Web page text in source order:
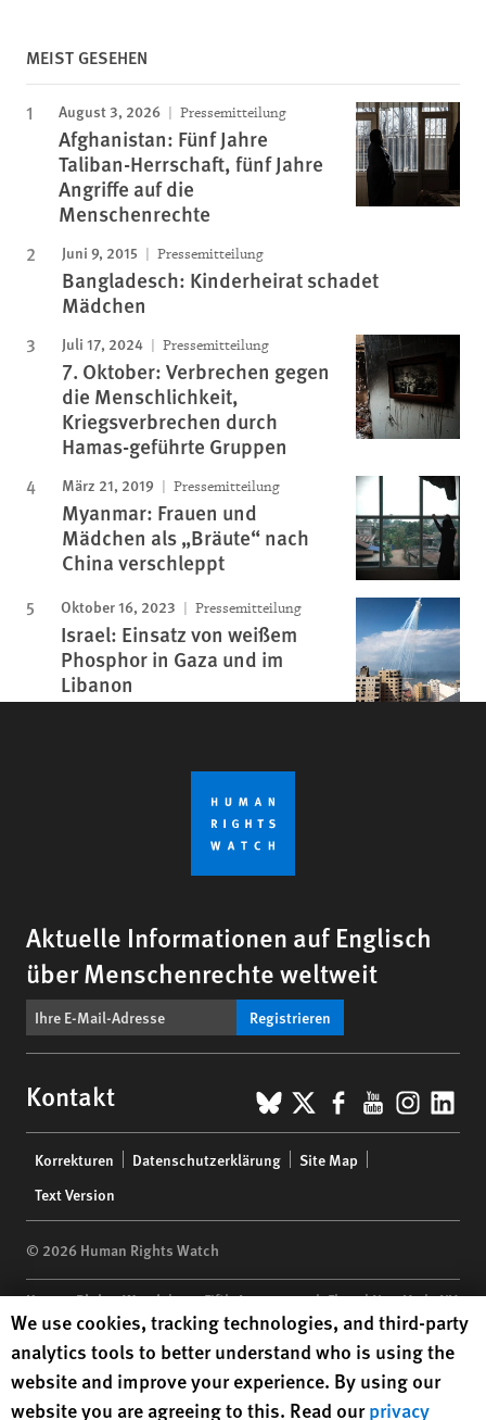
MEIST GESEHEN
August 3, 2026 Pressemitteilung
Afghanistan: Fünf Jahre
Taliban-Herrschaft, fünf Jahre
Angriffe auf die
Menschenrechte
Juni 9, 2015 Pressemitteilung
Bangladesch: Kinderheirat schadet
Mädchen
Juli 17, 2024 Pressemitteilung
7. Oktober: Verbrechen gegen
die Menschlichkeit,
Kriegsverbrechen durch
Hamas-geführte Gruppen
März 21, 2019 Pressemitteilung
Myanmar: Frauen und
Mädchen als „Bräute“ nach
China verschleppt
Oktober 16, 2023 Pressemitteilung
Israel: Einsatz von weißem
Phosphor in Gaza und im
Libanon
Aktuelle Informationen auf Englisch
über Menschenrechte weltweit
Registrieren
Kontakt BlueSky
X Facebook
YouTube
menu
Korrekturen Datenschutzerklärung
Site Map
Text Version
© 2026 Human Rights Watch
Human Rights Watch| 350 Fifth Avenue, 34th Floor | New York,NY
10118-3299USA|t 1.212.290.4700
Human Rights Watchis a 501(C)(3) nonprofit registered in the US
under EIN: 13-2875808
Human Rights Watch cookie preferences
We use cookies, tracking technologies, and third-party
analytics tools to better understand who is using the
website and improve your experience. By using our
website you are agreeing to this. Read ourprivacy